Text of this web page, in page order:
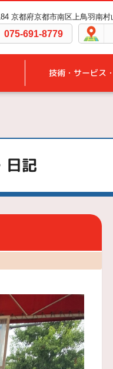
京都府京都市南区上鳥羽南村
075-691-8779
技術・サービス
日記